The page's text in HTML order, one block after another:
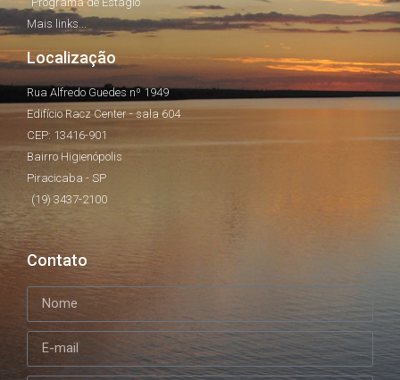
Mais links...
Localização
Rua Alfredo Guedes nº 1949
Edifício Racz Center - sala 604
CEP: 13416-901
Bairro Higienópolis
Piracicaba - SP
(19) 3437-2100
Contato